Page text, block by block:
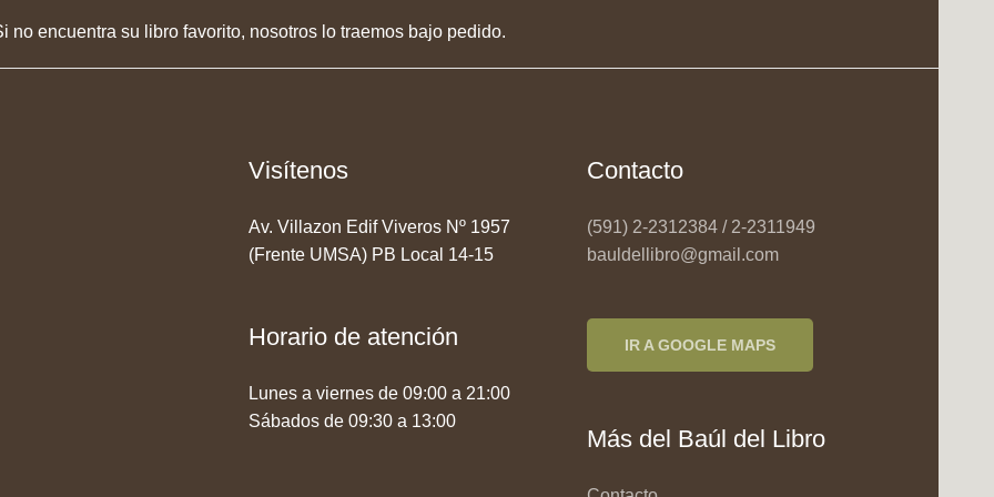
no encuentra su libro favorito, nosotros lo traemos bajo pedido.
Visítenos
Av. Villazon Edif Viveros Nº 1957
(Frente UMSA) PB Local 14-15
Horario de atención
Lunes a viernes de 09:00 a 21:00
Sábados de 09:30 a 13:00
Contacto
(591) 2-2312384 / 2-2311949
bauldellibro@gmail.com
IR A GOOGLE MAPS
Más del Baúl del Libro